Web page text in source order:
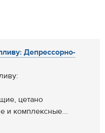
Депрессорно-
цетано
комплексные...